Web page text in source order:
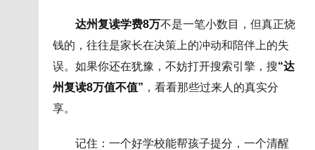
达州复读学费8万不是一笔小数目，但真正烧
钱的，往往是家长在决策上的冲动和陪伴上的失
误。如果你还在犹豫，不妨打开搜索引擎，搜“达
州复读8万值不值” ，看看那些过来人的真实分
享。
记住：一个好学校能帮孩子提分，一个清醒